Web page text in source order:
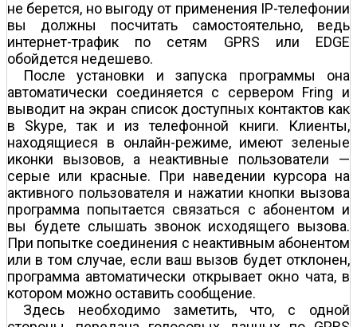
не берется, но выгоду от применения IP-телефонии
вы должны посчитать самостоятельно, ведь
интернет-трафик по сетям GPRS или EDGE
обойдется недешево.
После установки и запуска программы она
автоматически соединяется с сервером Fring и
выводит на экран список доступных контактов как
в Skype, так и из телефонной книги. Клиенты,
находящиеся в онлайн-режиме, имеют зеленые
иконки вызовов, а неактивные пользователи —
серые или красные. При наведении курсора на
активного пользователя и нажатии кнопки вызова
программа попытается связаться с абонентом и
вы будете слышать звонок исходящего вызова.
При попытке соединения с неактивным абонентом
или в том случае, если ваш вызов будет отклонен,
программа автоматически открывает окно чата, в
котором можно оставить сообщение.
Здесь необходимо заметить, что, с одной